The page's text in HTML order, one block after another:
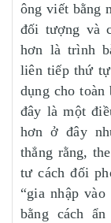
ông viết bằng
đối tượng và
hơn là trình
liên tiếp thứ
dụng cho
đây là một
hơn ở đây
thẳng rằng,
tư cách đối
“gia nhập
bằng cách